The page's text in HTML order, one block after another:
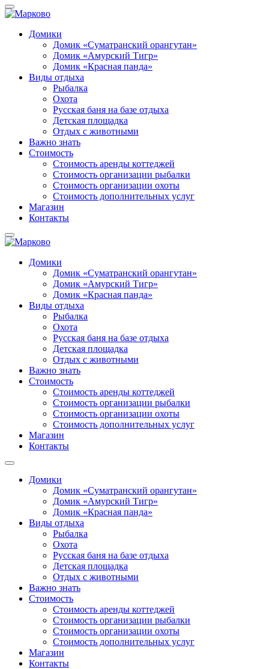
Домики
Домик «Суматранский орангутан»
Домик «Амурский Тигр»
Домик «Красная панда»
Виды отдыха
Рыбалка
Охота
Русская баня на базе отдыха
Детская площадка
Отдых с животными
Важно знать
Стоимость
Стоимость аренды коттеджей
Стоимость организации рыбалки
Стоимость организации охоты
Стоимость дополнительных услуг
Магазин
Контакты
Домики
Домик «Суматранский орангутан»
Домик «Амурский Тигр»
Домик «Красная панда»
Виды отдыха
Рыбалка
Охота
Русская баня на базе отдыха
Детская площадка
Отдых с животными
Важно знать
Стоимость
Стоимость аренды коттеджей
Стоимость организации рыбалки
Стоимость организации охоты
Стоимость дополнительных услуг
Магазин
Контакты
Домики
Домик «Суматранский орангутан»
Домик «Амурский Тигр»
Домик «Красная панда»
Виды отдыха
Рыбалка
Охота
Русская баня на базе отдыха
Детская площадка
Отдых с животными
Важно знать
Стоимость
Стоимость аренды коттеджей
Стоимость организации рыбалки
Стоимость организации охоты
Стоимость дополнительных услуг
Магазин
Контакты